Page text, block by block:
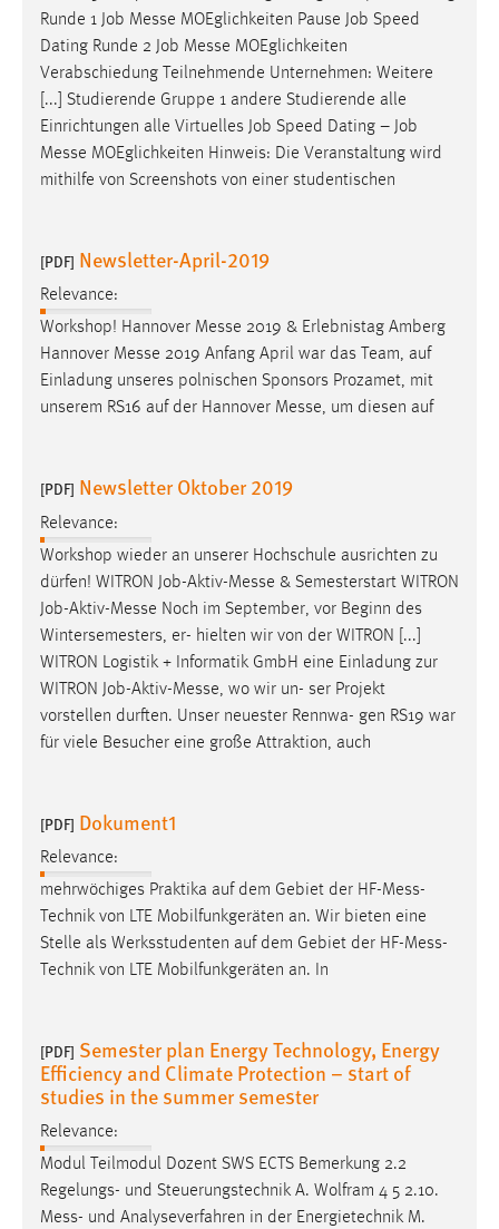
Runde 1 Job Messe MOEglichkeiten Pause Job Speed
Dating Runde 2 Job Messe MOEglichkeiten
Verabschiedung Teilnehmende Unternehmen: Weitere
[...] Studierende Gruppe 1 andere Studierende alle
Einrichtungen alle Virtuelles Job Speed Dating – Job
Messe MOEglichkeiten Hinweis: Die Veranstaltung wird
mithilfe von Screenshots von einer studentischen
[PDF] Newsletter-April-2019
Relevance:
Workshop! Hannover Messe 2019 & Erlebnistag Amberg
Hannover Messe 2019 Anfang April war das Team, auf
Einladung unseres polnischen Sponsors Prozamet, mit
unserem RS16 auf der Hannover Messe, um diesen auf
[PDF] Newsletter Oktober 2019
Relevance:
Workshop wieder an unserer Hochschule ausrichten zu
dürfen! WITRON Job-Aktiv-Messe & Semesterstart WITRON
Job-Aktiv-Messe Noch im September, vor Beginn des
Wintersemesters, er- hielten wir von der WITRON [...]
WITRON Logistik + Informatik GmbH eine Einladung zur
WITRON Job-Aktiv-Messe, wo wir un- ser Projekt
vorstellen durften. Unser neuester Rennwa- gen RS19 war
für viele Besucher eine große Attraktion, auch
[PDF] Dokument1
Relevance:
mehrwöchiges Praktika auf dem Gebiet der HF-Mess-
Technik von LTE Mobilfunkgeräten an. Wir bieten eine
Stelle als Werksstudenten auf dem Gebiet der HF-Mess-
Technik von LTE Mobilfunkgeräten an. In
[PDF] Semester plan Energy Technology, Energy
Efficiency and Climate Protection – start of
studies in the summer semester
Relevance:
Modul Teilmodul Dozent SWS ECTS Bemerkung 2.2
Regelungs- und Steuerungstechnik A. Wolfram 4 5 2.10.
Mess- und Analyseverfahren in der Energietechnik M.